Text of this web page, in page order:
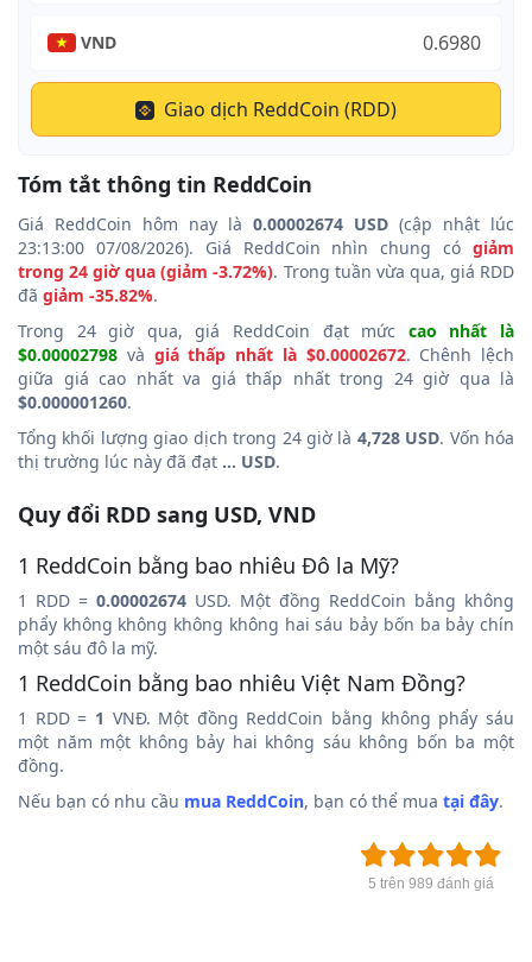
VND
Giao dịch ReddCoin (RDD)
Tóm tắt thông tin ReddCoin
Giá ReddCoin hôm nay là 0.00002674 USD (cập nhật lúc
23:13:00 07/08/2026). Giá ReddCoin nhìn chung có giảm
trong 24 giờ qua (giảm -3.72%). Trong tuần vừa qua, giá RDD
đã giảm -35.82%.
Trong 24 giờ qua, giá ReddCoin đạt mức cao nhất là
$0.00002798 và giá thấp nhất là $0.00002672. Chênh lệch
giữa giá cao nhất va giá thấp nhất trong 24 giờ qua là
$0.000001260.
Tổng khối lượng giao dịch trong 24 giờ là 4,728 USD. Vốn hóa
thị trường lúc này đã đạt ... USD.
Quy đổi RDD sang USD, VND
1 ReddCoin bằng bao nhiêu Đô la Mỹ?
1 RDD = 0.00002674 USD. Một đồng ReddCoin bằng không
phẩy không không không không hai sáu bảy bốn ba bảy chín
một sáu đô la mỹ.
1 ReddCoin bằng bao nhiêu Việt Nam Đồng?
1 RDD = 1 VNĐ. Một đồng ReddCoin bằng không phẩy sáu
một năm một không bảy hai không sáu không bốn ba một
đồng.
Nếu bạn có nhu cầu mua ReddCoin, bạn có thể mua tại đây.
5 trên 989 đánh giá